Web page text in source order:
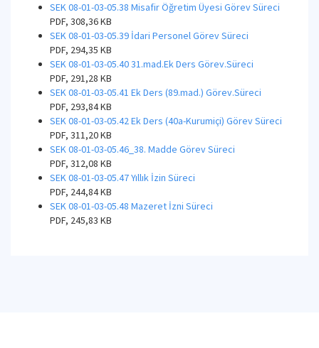
SEK 08-01-03-05.38 Misafir Öğretim Üyesi Görev Süreci
PDF, 308,36 KB
SEK 08-01-03-05.39 İdari Personel Görev Süreci
PDF, 294,35 KB
SEK 08-01-03-05.40 31.mad.Ek Ders Görev.Süreci
PDF, 291,28 KB
SEK 08-01-03-05.41 Ek Ders (89.mad.) Görev.Süreci
PDF, 293,84 KB
SEK 08-01-03-05.42 Ek Ders (40a-Kurumiçi) Görev Süreci
PDF, 311,20 KB
SEK 08-01-03-05.46_38. Madde Görev Süreci
PDF, 312,08 KB
SEK 08-01-03-05.47 Yıllık İzin Süreci
PDF, 244,84 KB
SEK 08-01-03-05.48 Mazeret İzni Süreci
PDF, 245,83 KB